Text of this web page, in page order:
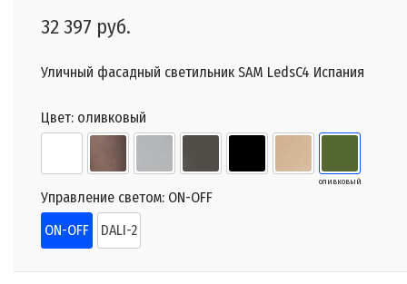
32 397 руб.
Уличный фасадный светильник SAM LedsC4 Испания
Цвет: оливковый
оливковый
Управление светом: ON-OFF
ON-OFF
DALI-2